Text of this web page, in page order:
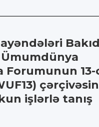
Forumunun 13-
işlərlə tanış